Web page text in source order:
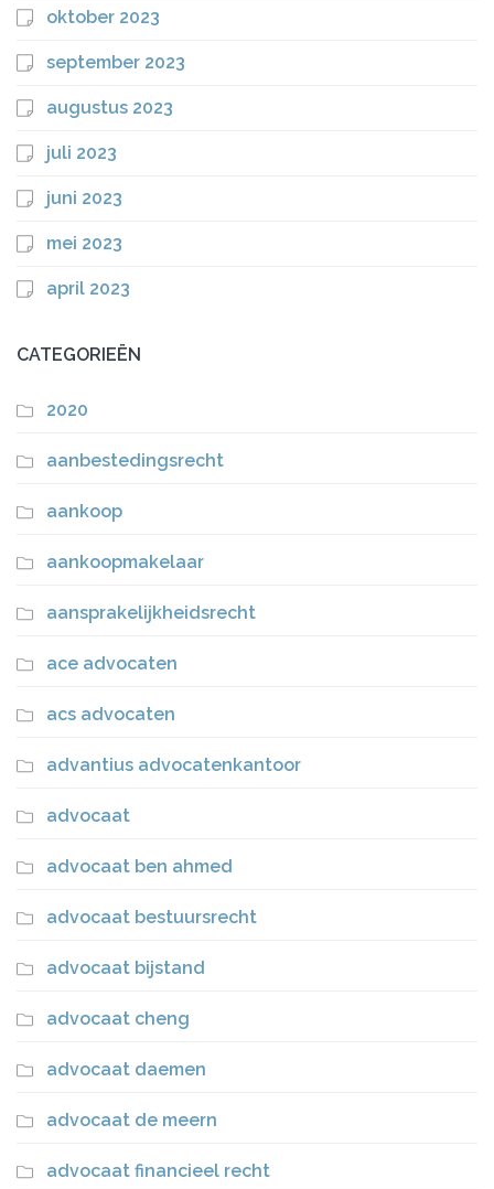
oktober 2023
september 2023
augustus 2023
juli 2023
juni 2023
mei 2023
april 2023
CATEGORIEËN
2020
aanbestedingsrecht
aankoop
aankoopmakelaar
aansprakelijkheidsrecht
ace advocaten
acs advocaten
advantius advocatenkantoor
advocaat
advocaat ben ahmed
advocaat bestuursrecht
advocaat bijstand
advocaat cheng
advocaat daemen
advocaat de meern
advocaat financieel recht